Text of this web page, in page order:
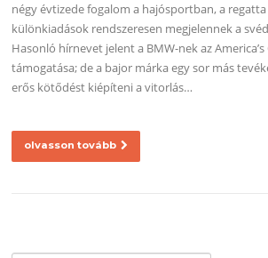
négy évtizede fogalom a hajósportban, a
különkiadások rendszeresen megjelennek a
Hasonló hírnevet jelent a BMW-nek az
támogatása; de a bajor márka egy sor más
erős kötődést kiépíteni a vitorlás…
olvasson tovább